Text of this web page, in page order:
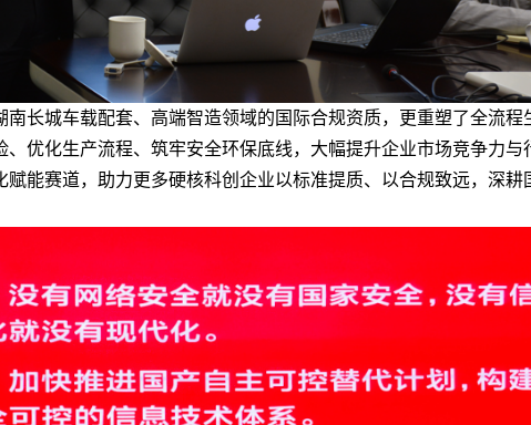
长城车载配套、高端智造领域的国际合规资质，更重塑了全流程
优化生产流程、筑牢安全环保底线，大幅提升企业市场竞争力与
能赛道，助力更多硬核科创企业以标准提质、以合规致远，深耕